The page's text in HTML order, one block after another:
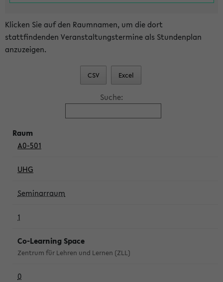
Klicken Sie auf den Raumnamen, um die dort
stattfindenden Veranstaltungstermine als Stundenplan
anzuzeigen.
CSV Excel
Suche:
A0-501
UHG
Seminarraum
1
Co-Learning Space
Zentrum für Lehren und Lernen (ZLL)
0